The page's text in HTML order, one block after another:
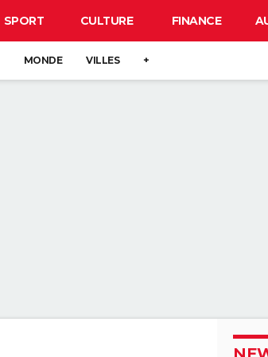
SPORT CULTURE FINANCE
MONDE VILLES +